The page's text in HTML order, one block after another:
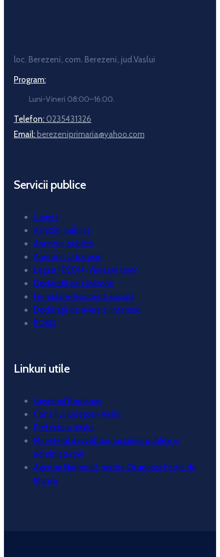
loc. Berezeni, com. Berezeni, jud.Vaslui
Program:
Luni-Vineri 08:00–16:00.
Telefon: 0235431326
Email: berezeniprimaria@yahoo.com
Servicii publice
Carieră
Achizitii publice
Anunțuri publice
Anunțuri Urbanism
Legea 17/2014-Vânzare teren
Declaratii de căsătorie
Formulare-Asistență socială
Declarații de avere si interese
POAD
Linkuri utile
Guvernul României
Consiliul Județean Vaslui
Prefectura Vaslui
Ministerul dezvoltarii, lucrărilor publice și
administrației
Agenția Națională pentru Ocuparea Forței de
Muncă